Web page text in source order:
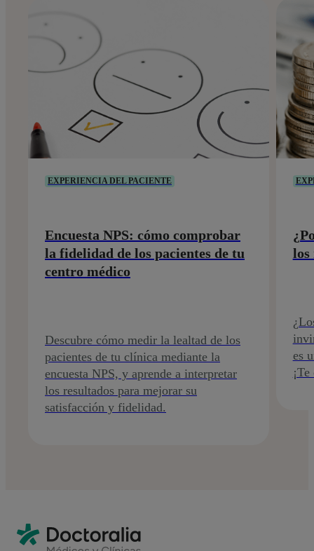
EXPERIENCIA DEL PACIENTE
Encuesta NPS: cómo comprobar
la fidelidad de los pacientes de tu
centro médico
Descubre cómo medir la lealtad de los
pacientes de tu clínica mediante la
encuesta NPS, y aprende a interpretar
los resultados para mejorar su
satisfacción y fidelidad.
los
es